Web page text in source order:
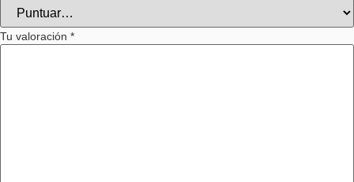
Tu valoración *